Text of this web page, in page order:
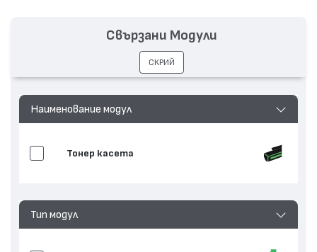
Наименование модул
Тонер касета
Тип модул
Свързани Модули
СКРИЙ